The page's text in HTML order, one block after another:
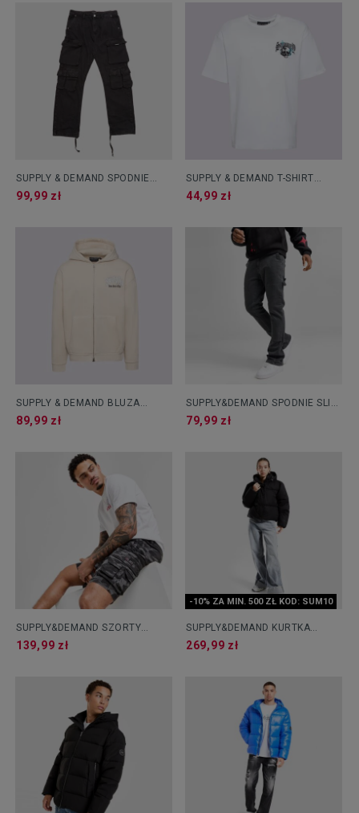
SUPPLY & DEMAND SPODNIE
JEANS BARAN
99,99 zł
SUPPLY & DEMAND T-SHIRT
SKULL SNAKE TEE
44,99 zł
SUPPLY & DEMAND BLUZA
ROZPINANA Z KAPTUREM SHUG
89,99 zł
SUPPLY&DEMAND SPODNIE SLIM
JEANS FARE LANDO
79,99 zł
SUPPLY&DEMAND SZORTY
OMEGA
139,99 zł
-10% ZA MIN. 500 ZŁ KOD: SUM10
SUPPLY&DEMAND KURTKA
ZIMOWA MACY
269,99 zł